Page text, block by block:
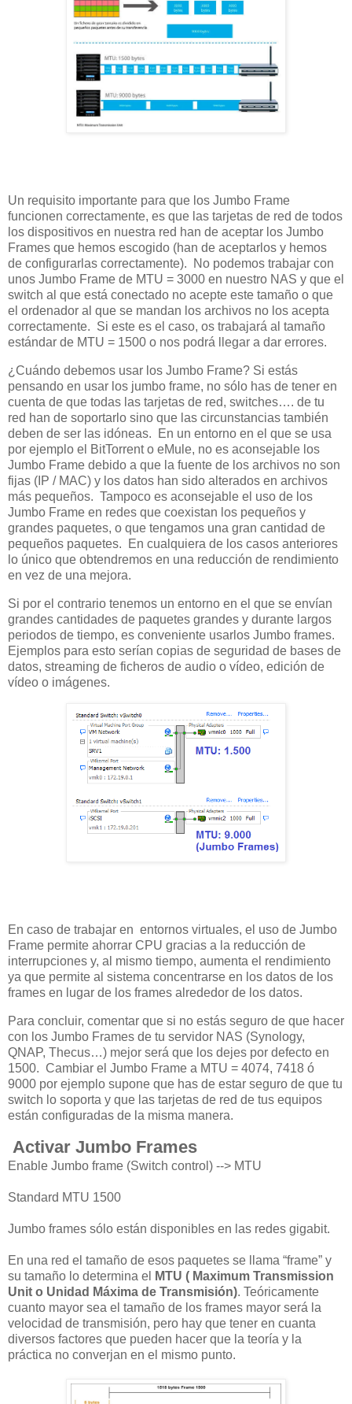
Un requisito importante para que los Jumbo Frame
funcionen correctamente, es que las tarjetas de red de todos
los dispositivos en nuestra red han de aceptar los Jumbo
Frames que hemos escogido (han de aceptarlos y hemos
de configurarlas correctamente). No podemos trabajar con
unos Jumbo Frame de MTU = 3000 en nuestro NAS y que el
switch al que está conectado no acepte este tamaño o que
el ordenador al que se mandan los archivos no los acepta
correctamente. Si este es el caso, os trabajará al tamaño
estándar de MTU = 1500 o nos podrá llegar a dar errores.
¿Cuándo debemos usar los Jumbo Frame? Si estás
pensando en usar los jumbo frame, no sólo has de tener en
cuenta de que todas las tarjetas de red, switches…. de tu
red han de soportarlo sino que las circunstancias también
deben de ser las idóneas. En un entorno en el que se usa
por ejemplo el BitTorrent o eMule, no es aconsejable los
Jumbo Frame debido a que la fuente de los archivos no son
fijas (IP / MAC) y los datos han sido alterados en archivos
más pequeños. Tampoco es aconsejable el uso de los
Jumbo Frame en redes que coexistan los pequeños y
grandes paquetes, o que tengamos una gran cantidad de
pequeños paquetes. En cualquiera de los casos anteriores
lo único que obtendremos en una reducción de rendimiento
en vez de una mejora.
Si por el contrario tenemos un entorno en el que se envían
grandes cantidades de paquetes grandes y durante largos
periodos de tiempo, es conveniente usarlos Jumbo frames.
Ejemplos para esto serían copias de seguridad de bases de
datos, streaming de ficheros de audio o vídeo, edición de
vídeo o imágenes.
En caso de trabajar en entornos virtuales, el uso de Jumbo
Frame permite ahorrar CPU gracias a la reducción de
interrupciones y, al mismo tiempo, aumenta el rendimiento
ya que permite al sistema concentrarse en los datos de los
frames en lugar de los frames alrededor de los datos.
Para concluir, comentar que si no estás seguro de que hacer
con los Jumbo Frames de tu servidor NAS (Synology,
QNAP, Thecus…) mejor será que los dejes por defecto en
1500. Cambiar el Jumbo Frame a MTU = 4074, 7418 ó
9000 por ejemplo supone que has de estar seguro de que tu
switch lo soporta y que las tarjetas de red de tus equipos
están configuradas de la misma manera.
Activar Jumbo Frames
Enable Jumbo frame (Switch control) --> MTU
Standard MTU 1500
Jumbo frames sólo están disponibles en las redes gigabit.
En una red el tamaño de esos paquetes se llama “frame” y
su tamaño lo determina el
MTU ( Maximum Transmission
Unit o Unidad Máxima de Transmisión). Teóricamente
cuanto mayor sea el tamaño de los frames mayor será la
velocidad de transmisión, pero hay que tener en cuanta
diversos factores que pueden hacer que la teoría y la
práctica no converjan en el mismo punto.